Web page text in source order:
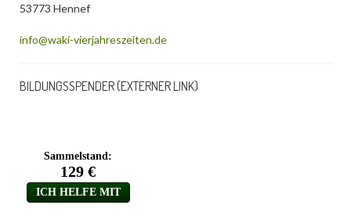
53773 Hennef
info@waki-vierjahreszeiten.de
BILDUNGSSPENDER (EXTERNER LINK)